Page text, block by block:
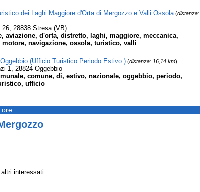
dei Laghi Maggiore d'Orta di Mergozzo e Valli Ossola(distanza:
26, 28838 Stresa (VB)
aviazione, d'orta, distretto, laghi, maggiore, meccanica,
motore, navigazione, ossola, turistico, valli
(Ufficio Turistico Periodo Estivo )(distanza: 16,14 km)
1, 28824 Oggebbio
comune, di, estivo, nazionale, oggebbio, periodo,
ufficio
ore
interessati.